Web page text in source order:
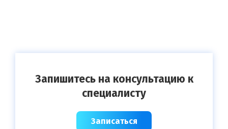
Запишитесь на консультацию к
специалисту
Записаться